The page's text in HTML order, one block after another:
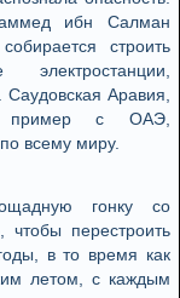
ибн Салман
строить
Аравия,
пример с ОАЭ,
всему миру.
гонку со
перестроить
в то время как
летом, с каждым